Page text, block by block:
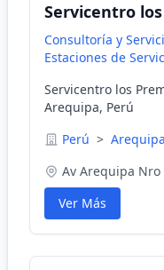
Servicentro los
Consultoría y
Estaciones de
Servicentro los
Arequipa, Perú
Perú > Arequipa
Av Arequipa Nro
Ver Más